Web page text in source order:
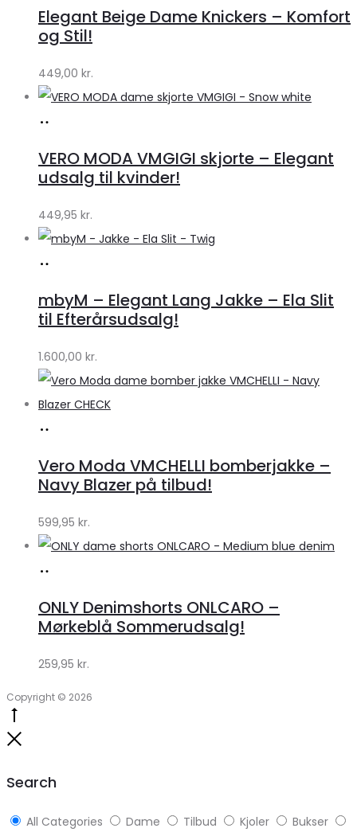
Klædeskabet.dk
Elegant Beige Dame Knickers – Komfort
og Stil!
449,00 kr.
Klædeskabet.dk
VERO MODA VMGIGI skjorte – Elegant
udsalg til kvinder!
449,95 kr.
Lykke
Lykke
mbyM – Elegant Lang Jakke – Ela Slit
til Efterårsudsalg!
1.600,00 kr.
Klædeskabet.dk
Vero Moda VMCHELLI bomberjakke –
Navy Blazer på tilbud!
599,95 kr.
Klædeskabet.dk
ONLY Denimshorts ONLCARO –
Mørkeblå Sommerudsalg!
259,95 kr.
Copyright © 2026
Search
All Categories Dame Tilbud Kjoler
Bukser